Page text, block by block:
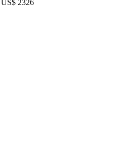
US$ 2326